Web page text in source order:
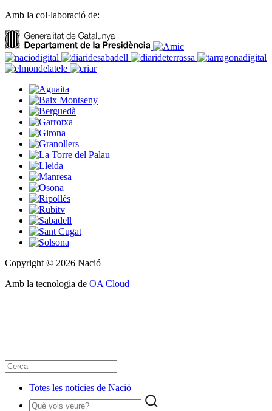
Amb la col·laboració de:
Copyright © 2026 Nació
Amb la tecnologia de OA Cloud
Totes les notícies de Nació